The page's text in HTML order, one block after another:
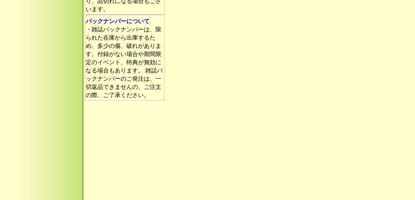
います。
バックナンバーについて
・雑誌バックナンバーは、限
られた在庫から出庫するた
め、多少の傷、破れがありま
す。付録がない場合や期間限
定のイベント、特典が無効に
なる場合もあります。 雑誌バ
ックナンバーのご発注は、一
切返品できませんの、ご注文
の際、ご了承ください。